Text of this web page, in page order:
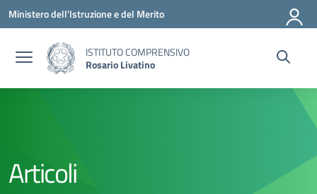
Vai ai contenuti
Vai al menu di navigazione
Vai al footer
Ministero dell'Istruzione e del Merito
ISTITUTO COMPRENSIVO
Rosario Livatino
Articoli